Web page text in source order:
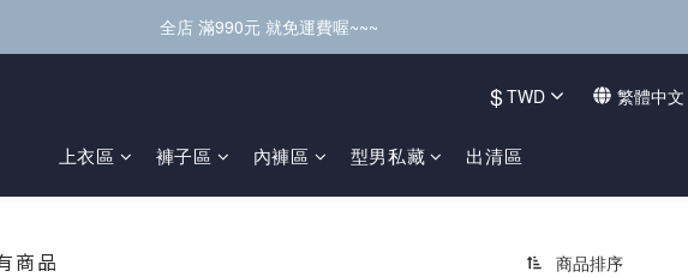
全店 滿990元 就免運費喔~~~
$TWD 繁體中文
上衣區 褲子區 內褲區 型男私藏 出清區
商品 商品排序